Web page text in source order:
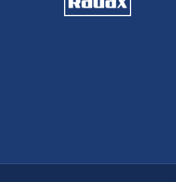
ДОБАВИТЬ